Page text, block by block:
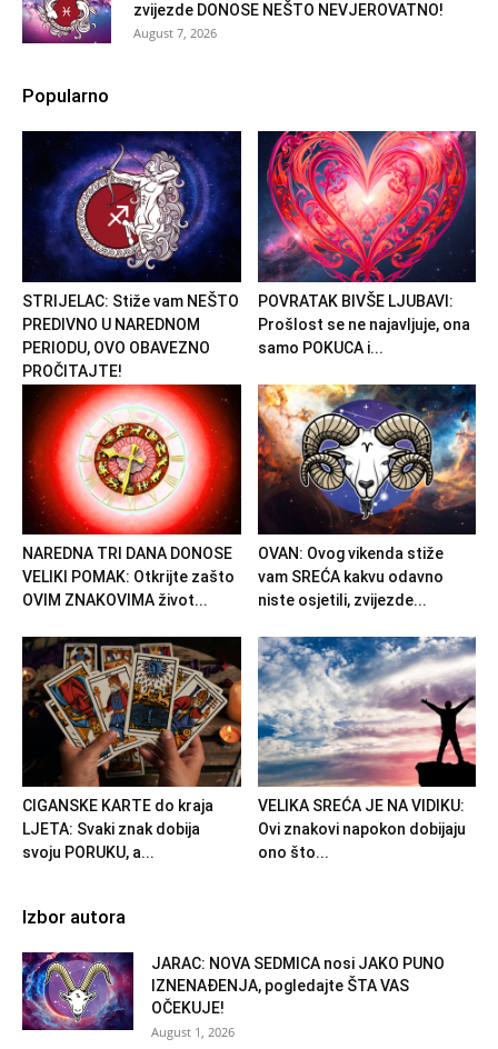
zvijezde DONOSE NEŠTO NEVJEROVATNO!
August 7, 2026
Popularno
STRIJELAC: Stiže vam NEŠTO
PREDIVNO U NAREDNOM
PERIODU, OVO OBAVEZNO
PROČITAJTE!
POVRATAK BIVŠE LJUBAVI:
Prošlost se ne najavljuje, ona
samo POKUCA i...
NAREDNA TRI DANA DONOSE
VELIKI POMAK: Otkrijte zašto
OVIM ZNAKOVIMA život...
OVAN: Ovog vikenda stiže
vam SREĆA kakvu odavno
niste osjetili, zvijezde...
CIGANSKE KARTE do kraja
LJETA: Svaki znak dobija
svoju PORUKU, a...
VELIKA SREĆA JE NA VIDIKU:
Ovi znakovi napokon dobijaju
ono što...
Izbor autora
JARAC: NOVA SEDMICA nosi JAKO PUNO
IZNENAĐENJA, pogledajte ŠTA VAS
OČEKUJE!
August 1, 2026